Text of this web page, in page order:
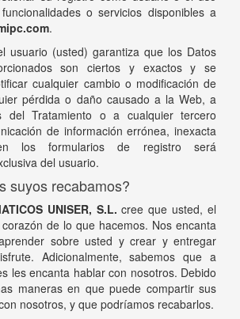
o servicios disponibles a
.
usuario (usted) garantiza que los Datos
son ciertos y exactos y se
cualquier cambio o modificación de
pérdida o daño causado a la Web, a
del Tratamiento o a cualquier tercero
de información errónea, inexacta
los formularios de registro será
del usuario.
suyos recabamos?
UNISER, S.L. cree que usted, el
de lo que hacemos. Nos encanta
sobre usted y crear y entregar
Adicionalmente, sabemos que a
les encanta hablar con nosotros. Debido
maneras en que puede compartir sus
nosotros, y que podríamos recabarlos.